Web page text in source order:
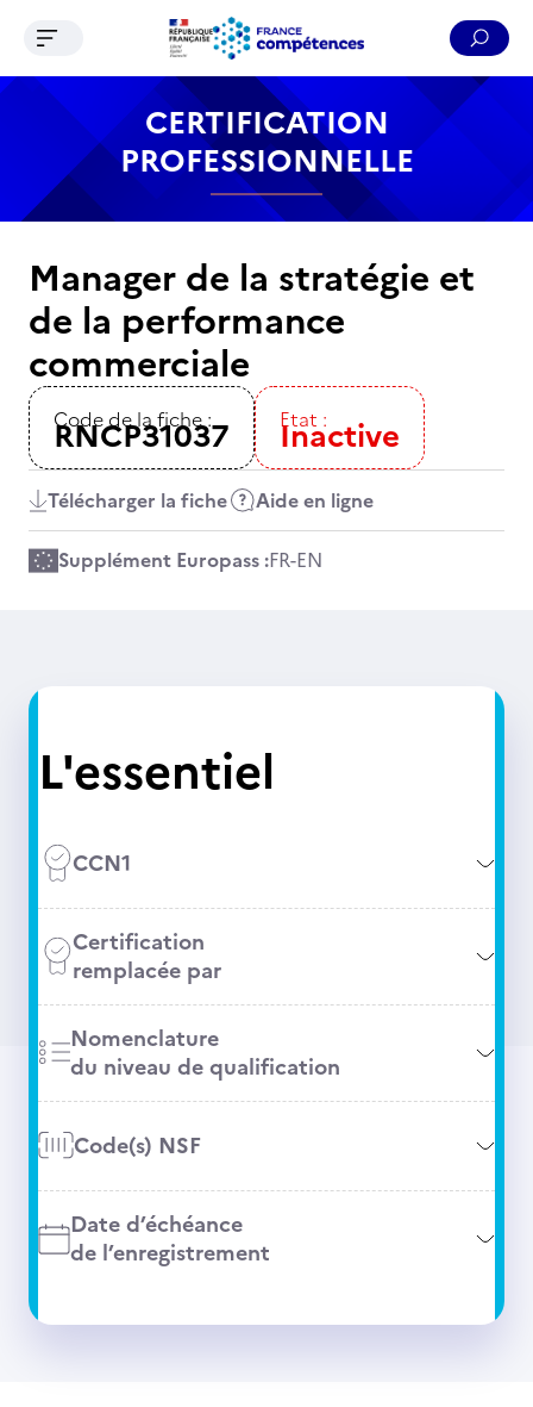
Contenu Recherche Menu Pied de page
Ouvrir le menu de navigation
CERTIFICATION
PROFESSIONNELLE
Manager de la stratégie et
de la performance
commerciale
Code de la fiche :
RNCP31037 Etat :
Inactive
Télécharger la fiche Aide en ligne
Supplément Europass :FR-EN
L'essentiel
CCN1
Certification
remplacée par
Nomenclature
du niveau de qualification
Code(s) NSF
Date d’échéance
de l’enregistrement